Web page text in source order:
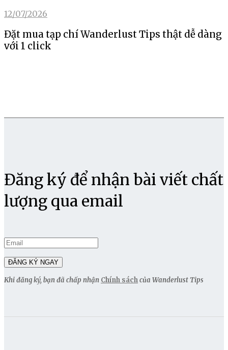
12/07/2026
Đặt mua tạp chí Wanderlust Tips thật dễ dàng
với 1 click
Đăng ký để nhận bài viết chất
lượng qua email
Khi đăng ký, bạn đã chấp nhận Chính sáchcủa Wanderlust Tips